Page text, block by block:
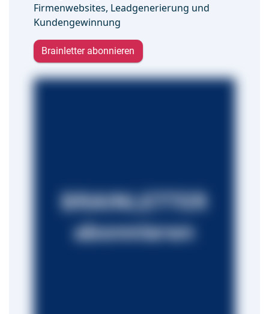
Firmenwebsites, Leadgenerierung und
Kundengewinnung
Brainletter abonnieren